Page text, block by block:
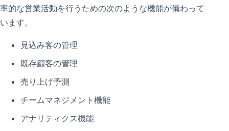
率的な営業活動を行うための次のような機能が備わって
います。
見込み客の管理
既存顧客の管理
売り上げ予測
チームマネジメント機能
アナリティクス機能